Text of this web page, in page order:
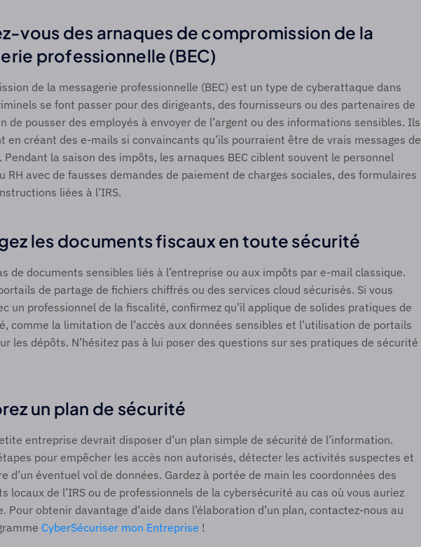
vous des arnaques de compromission de la
professionnelle (BEC)
de la messagerie professionnelle (BEC) est un type de cyberattaque dans
se font passer pour des dirigeants, des fournisseurs ou des partenaires de
de pousser des employés à envoyer de l’argent ou des informations sensibles. Ils
en créant des e-mails si convaincants qu’ils pourraient être de vrais messages de
Pendant la saison des impôts, les arnaques BEC ciblent souvent le personnel
RH avec de fausses demandes de paiement de charges sociales, des formulaires
liées à l’IRS.
les documents fiscaux en toute sécurité
de documents sensibles liés à l’entreprise ou aux impôts par e-mail classique.
de partage de fichiers chiffrés ou des services cloud sécurisés. Si vous
un professionnel de la fiscalité, confirmez qu’il applique de solides pratiques de
comme la limitation de l’accès aux données sensibles et l’utilisation de portails
les dépôts. N’hésitez pas à lui poser des questions sur ses pratiques de sécurité
un plan de sécurité
entreprise devrait disposer d’un plan simple de sécurité de l’information.
pour empêcher les accès non autorisés, détecter les activités suspectes et
d’un éventuel vol de données. Gardez à portée de main les coordonnées des
locaux de l’IRS ou de professionnels de la cybersécurité au cas où vous auriez
Pour obtenir davantage d’aide dans l’élaboration d’un plan, contactez-nous au
CyberSécuriser mon Entreprise !